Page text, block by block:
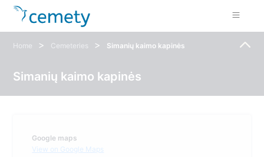
Home > Cemeteries > Simanių kaimo kapinės
Simanių kaimo kapinės
Google maps
View on Google Maps